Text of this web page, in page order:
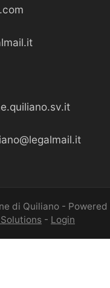
di Quiliano - Powered
- Login